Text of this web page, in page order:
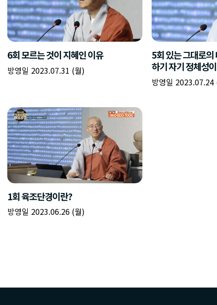
6회 모르는 것이 지혜인 이유
방영일 2023.07.31 (월)
5회 있는 그대로의
하기 자기 정체성
방영일 2023.07.24
1회 육조단경이란?
방영일 2023.06.26 (월)